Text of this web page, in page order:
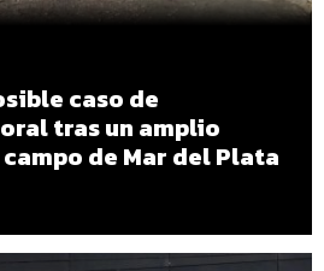
caso de
tras un amplio
de Mar del Plata